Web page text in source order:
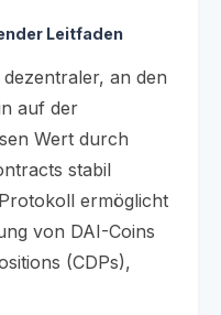
Leitfaden
an den
auf der
Wert durch
stabil
ermöglicht
von DAI-Coins
(CDPs),